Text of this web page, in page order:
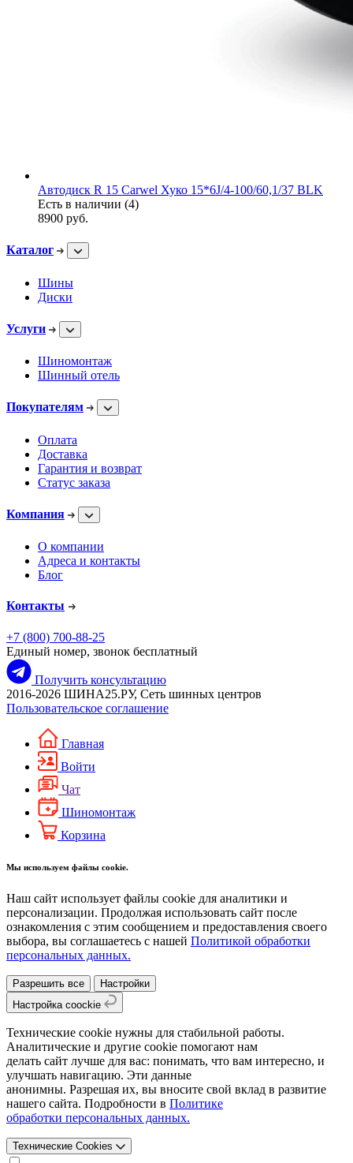
Автодиск R 15 Carwel Хуко 15*6J/4-100/60,1/37 BLK
Есть в наличии (4)
8900 руб.
Каталог
Шины
Диски
Услуги
Шиномонтаж
Шинный отель
Покупателям
Оплата
Доставка
Гарантия и возврат
Статус заказа
Компания
О компании
Адреса и контакты
Блог
Контакты
+7 (800) 700-88-25
Единый номер, звонок бесплатный
Получить консультацию
2016-2026 ШИНА25.РУ, Сеть шинных центров
Пользовательское соглашение
Главная
Войти
Чат
Шиномонтаж
Корзина
Мы используем файлы cookie.
Наш сайт использует файлы cookie для аналитики и
персонализации. Продолжая использовать сайт после
ознакомления с этим сообщением и предоставления своего
выбора, вы соглашаетесь с нашей Политикой обработки
персональных данных.
Разрешить все
Настройки
Настройка coockie
Технические cookie нужны для стабильной работы.
Аналитические и другие cookie помогают нам
делать сайт лучше для вас: понимать, что вам интересно, и
улучшать навигацию. Эти данные
анонимны. Разрешая их, вы вносите свой вклад в развитие
нашего сайта. Подробности в Политике
обработки персональных данных.
Технические Cookies